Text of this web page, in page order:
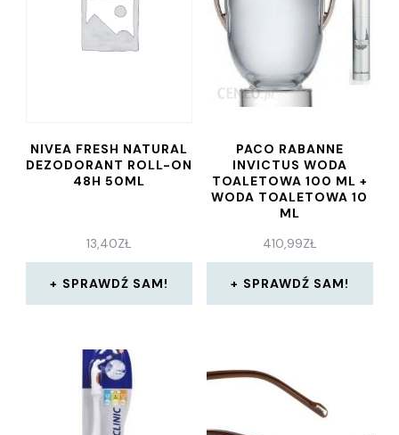
NIVEA FRESH NATURAL
DEZODORANT ROLL-ON
48H 50ML
13,40ZŁ
SPRAWDŹ SAM!
PACO RABANNE
INVICTUS WODA
TOALETOWA 100 ML +
WODA TOALETOWA 10
ML
410,99ZŁ
SPRAWDŹ SAM!